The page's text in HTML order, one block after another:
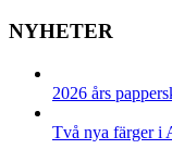
NYHETER
2026 års
Två nya färger i